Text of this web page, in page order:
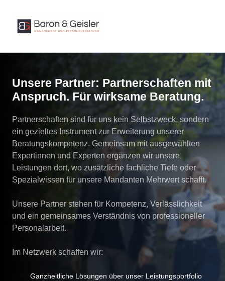
Unsere Partner: Partnerschaften mit
Anspruch. Für wirksame Beratung.
Partnerschaften sind für uns kein Selbstzweck, sondern
ein gezieltes Instrument zur Erweiterung unserer
Beratungskompetenz. Gemeinsam mit ausgewählten
Expertinnen und Experten ergänzen wir unsere
Leistungen dort, wo zusätzliche fachliche Tiefe oder
Spezialwissen für unsere Mandanten Mehrwert schafft.
Unsere Partner stehen für Kompetenz, Verlässlichkeit
und ein gemeinsames Verständnis von professioneller
Personalarbeit.
Im Netzwerk schaffen wir:
Ganzheitliche Lösungen über unser Leistungsportfolio